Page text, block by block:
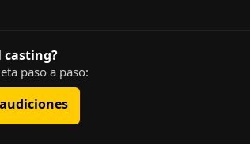
casting?
paso a paso: